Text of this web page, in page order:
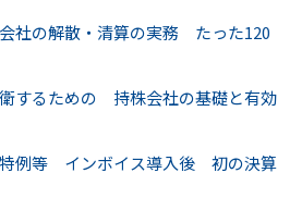
社の解散・清算の実務 たった120
するための 持株会社の基礎と有効
特例等 インボイス導入後 初の決算